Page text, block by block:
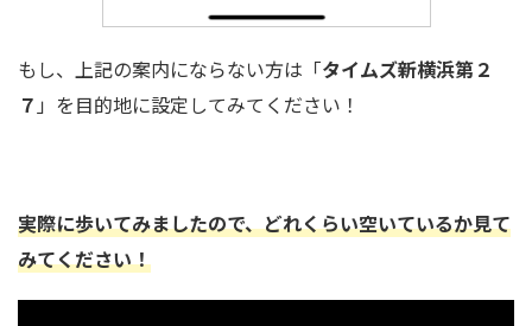
もし、上記の案内にならない方は「タイムズ新横浜第２
７ 」を目的地に設定してみてください！
実際に歩いてみましたので、どれくらい空いているか見て
みてください！